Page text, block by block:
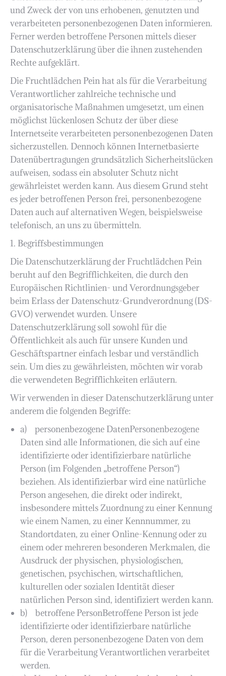
und Zweck der von uns erhobenen, genutzten und
verarbeiteten personenbezogenen Daten informieren.
Ferner werden betroffene Personen mittels dieser
Datenschutzerklärung über die ihnen zustehenden
Rechte aufgeklärt.
Die Fruchtlädchen Pein hat als für die Verarbeitung
Verantwortlicher zahlreiche technische und
organisatorische Maßnahmen umgesetzt, um einen
möglichst lückenlosen Schutz der über diese
Internetseite verarbeiteten personenbezogenen Daten
sicherzustellen. Dennoch können Internetbasierte
Datenübertragungen grundsätzlich Sicherheitslücken
aufweisen, sodass ein absoluter Schutz nicht
gewährleistet werden kann. Aus diesem Grund steht
es jeder betroffenen Person frei, personenbezogene
Daten auch auf alternativen Wegen, beispielsweise
telefonisch, an uns zu übermitteln.
1. Begriffsbestimmungen
Die Datenschutzerklärung der Fruchtlädchen Pein
beruht auf den Begrifflichkeiten, die durch den
Europäischen Richtlinien- und Verordnungsgeber
beim Erlass der Datenschutz-Grundverordnung (DS-
GVO) verwendet wurden. Unsere
Datenschutzerklärung soll sowohl für die
Öffentlichkeit als auch für unsere Kunden und
Geschäftspartner einfach lesbar und verständlich
sein. Um dies zu gewährleisten, möchten wir vorab
die verwendeten Begrifflichkeiten erläutern.
Wir verwenden in dieser Datenschutzerklärung unter
anderem die folgenden Begriffe:
a) personenbezogene DatenPersonenbezogene
Daten sind alle Informationen, die sich auf eine
identifizierte oder identifizierbare natürliche
Person (im Folgenden „betroffene Person“)
beziehen. Als identifizierbar wird eine natürliche
Person angesehen, die direkt oder indirekt,
insbesondere mittels Zuordnung zu einer Kennung
wie einem Namen, zu einer Kennnummer, zu
Standortdaten, zu einer Online-Kennung oder zu
einem oder mehreren besonderen Merkmalen, die
Ausdruck der physischen, physiologischen,
genetischen, psychischen, wirtschaftlichen,
kulturellen oder sozialen Identität dieser
natürlichen Person sind, identifiziert werden kann.
b) betroffene PersonBetroffene Person ist jede
identifizierte oder identifizierbare natürliche
Person, deren personenbezogene Daten von dem
für die Verarbeitung Verantwortlichen verarbeitet
werden.